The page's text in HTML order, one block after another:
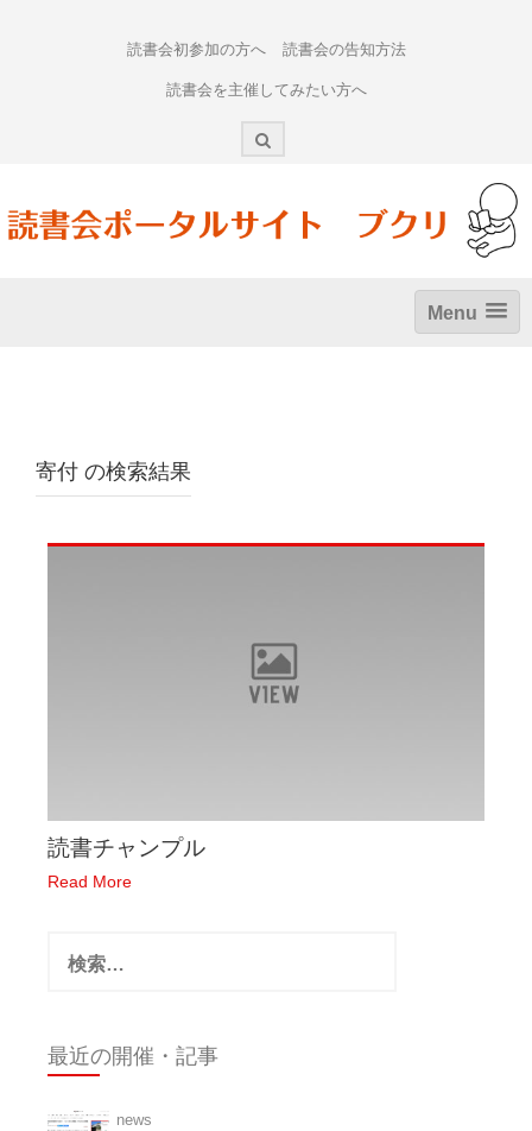
読書会初参加の方へ 読書会の告知方法
読書会を主催してみたい方へ
Menu
寄付 の検索結果
読書チャンプル
Read More
索:
最近の開催・記事
news